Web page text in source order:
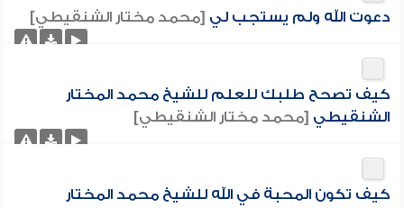
دعوت الله ولم يستجب لي [محمد مختار الشنقيطي]
كيف تصحح طلبك للعلم للشيخ محمد المختار
الشنقيطي [محمد مختار الشنقيطي]
كيف تكون المحبة في الله للشيخ محمد المختار